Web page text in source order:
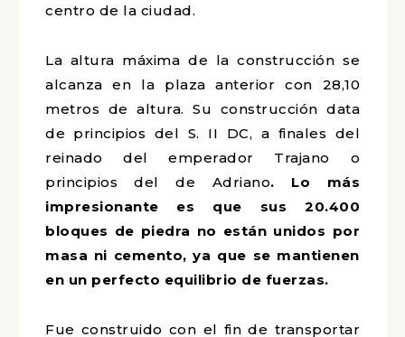
centro de la ciudad.
La altura máxima de la construcción se
alcanza en la plaza anterior con 28,10
metros de altura. Su construcción data
de principios del S. II DC, a finales del
reinado del emperador Trajano o
principios del de Adriano. Lo más
impresionante es que sus 20.400
bloques de piedra no están unidos por
masa ni cemento, ya que se mantienen
en un perfecto equilibrio de fuerzas.
Fue construido con el fin de transportar